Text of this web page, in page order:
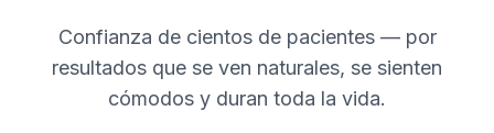
Confianza de cientos de pacientes — por
resultados que se ven naturales, se sienten
cómodos y duran toda la vida.